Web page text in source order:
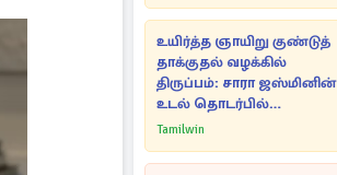
உயிர்த்த ஞாயிறு குண்டுத்
தாக்குதல் வழக்கில்
திருப்பம்: சாரா ஜஸ்மினின்
உடல் தொடர்பில்
நீதிமன்றத்தில் வெளியான
Tamilwin